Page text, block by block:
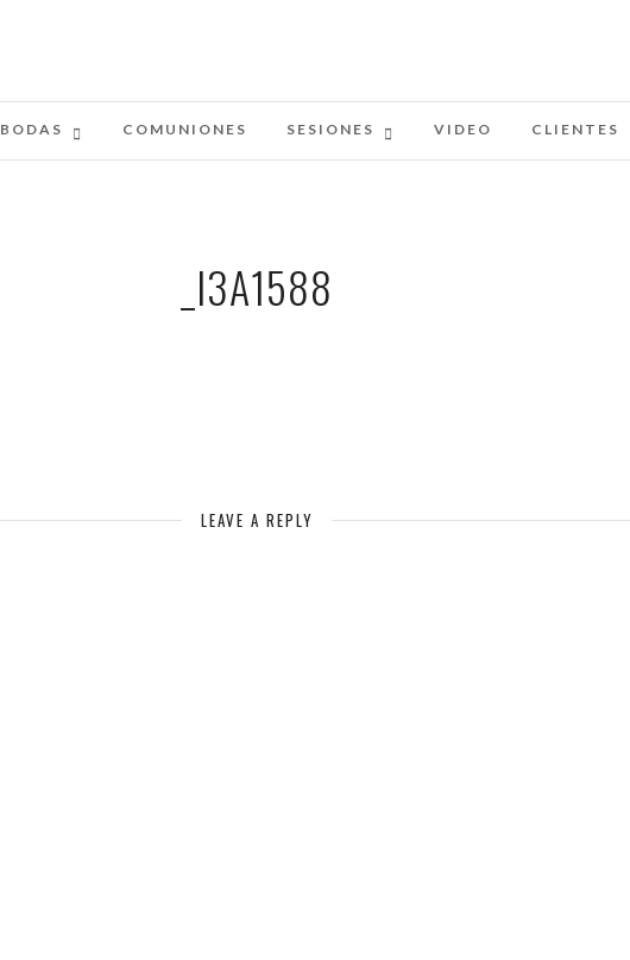
BODAS COMUNIONES SESIONES VIDEO CLIENTES
_I3A1588
LEAVE A REPLY